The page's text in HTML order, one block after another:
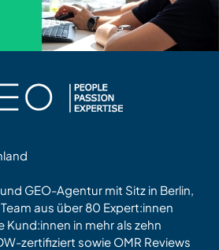
GEO-Agentur mit Sitz in Berlin,
aus über 80 Expert:innen
in mehr als zehn
zertifiziert sowie OMR Reviews